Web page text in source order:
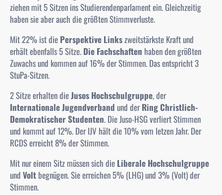
ziehen mit 5 Sitzen ins Studierendenparlament ein. Gleichzeitig
haben sie aber auch die größten Stimmverluste.
Mit 22% ist die Perspektive Linkszweitstärkste Kraft und
erhält ebenfalls 5 Sitze. Die Fachschaften haben den größten
Zuwachs und kommen auf 16% der Stimmen. Das entspricht 3
StuPa-Sitzen.
2 Sitze erhalten dieJusos Hochschulgruppe, der
Internationale Jugendverband und derRing Christlich-
Demokratischer Studenten. DieJuso-HSGverliert Stimmen
und kommt auf 12%. DerIJV hält die 10% vom letzen Jahr. Der
RCDSerreicht 8% der Stimmen.
Mit nur einem Sitz müssen sich die Liberale Hochschulgruppe
und Volt begnügen. Sie erreichen 5% (LHG) und 3% (Volt) der
Stimmen.